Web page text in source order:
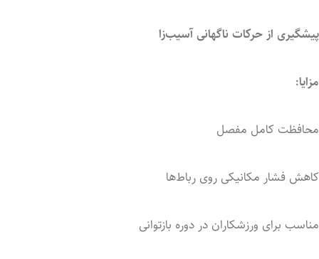
پیشگیری از حرکات ناگهانیآسیب‌زا
مزایا:
محافظت کامل مفصل
کاهش فشار مکانیکی روی رباط‌ها
مناسب برای ورزشکاران در دوره بازتوانی